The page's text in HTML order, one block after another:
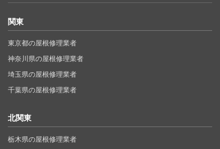
関東
東京都の屋根修理業者
神奈川県の屋根修理業者
埼玉県の屋根修理業者
千葉県の屋根修理業者
北関東
栃木県の屋根修理業者